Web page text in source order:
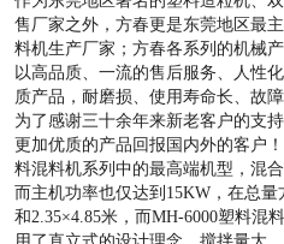
售厂家之外，方春更是东莞地区最
料机生产厂家；方春各系列的机械
以高品质、一流的售后服务、人性
质产品，耐磨损、使用寿命长、故
为了感谢三十余年来新老客户的支
更加优质的产品回报国内外的客户
料混料机系列中的最高端机型，混
而主机功率也仅达到15KW，在总
和2.35×4.85米，而MH-6000塑料混